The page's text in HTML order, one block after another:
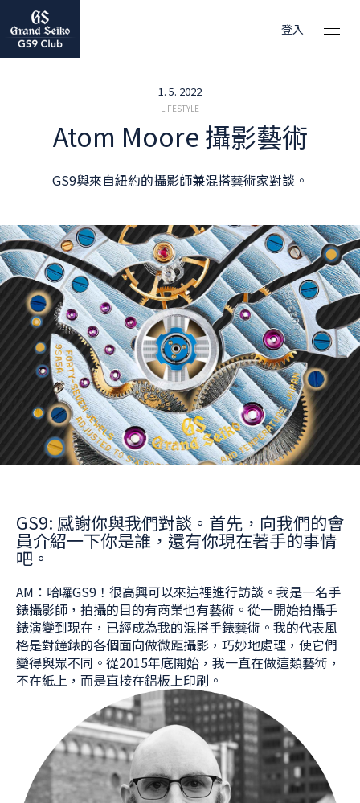
登入
1. 5. 2022
LIFESTYLE
Atom Moore 攝影藝術
GS9與來自紐約的攝影師兼混搭藝術家對談。
GS9: 感謝你與我們對談。首先，向我們的會
員介紹一下你是誰，還有你現在著手的事情
吧。
AM：哈囉GS9！很高興可以來這裡進行訪談。我是一名手
錶攝影師，拍攝的目的有商業也有藝術。從一開始拍攝手
錶演變到現在，已經成為我的混搭手錶藝術。我的代表風
格是對鐘錶的各個面向做微距攝影，巧妙地處理，使它們
變得與眾不同。從2015年底開始，我一直在做這類藝術，
不在紙上，而是直接在鋁板上印刷。